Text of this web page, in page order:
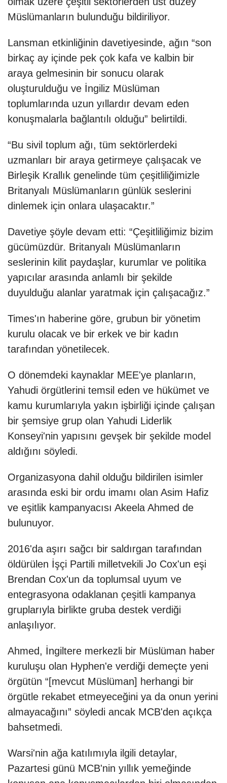
Müslümanların bulunduğu bildiriliyor.
Lansman etkinliğinin davetiyesinde, ağın “son
birkaç ay içinde pek çok kafa ve kalbin bir
araya gelmesinin bir sonucu olarak
oluşturulduğu ve İngiliz Müslüman
toplumlarında uzun yıllardır devam eden
konuşmalarla bağlantılı olduğu” belirtildi.
“Bu sivil toplum ağı, tüm sektörlerdeki
uzmanları bir araya getirmeye çalışacak ve
Birleşik Krallık genelinde tüm çeşitliliğimizle
Britanyalı Müslümanların günlük seslerini
dinlemek için onlara ulaşacaktır.”
Davetiye şöyle devam etti: “Çeşitliliğimiz bizim
gücümüzdür. Britanyalı Müslümanların
seslerinin kilit paydaşlar, kurumlar ve politika
yapıcılar arasında anlamlı bir şekilde
duyulduğu alanlar yaratmak için çalışacağız.”
Times'ın haberine göre, grubun bir yönetim
kurulu olacak ve bir erkek ve bir kadın
tarafından yönetilecek.
O dönemdeki kaynaklar MEE'ye planların,
Yahudi örgütlerini temsil eden ve hükümet ve
kamu kurumlarıyla yakın işbirliği içinde çalışan
bir şemsiye grup olan Yahudi Liderlik
Konseyi'nin yapısını gevşek bir şekilde model
aldığını söyledi.
Organizasyona dahil olduğu bildirilen isimler
arasında eski bir ordu imamı olan Asim Hafiz
ve eşitlik kampanyacısı Akeela Ahmed de
bulunuyor.
2016'da aşırı sağcı bir saldırgan tarafından
öldürülen İşçi Partili milletvekili Jo Cox'un eşi
Brendan Cox'un da toplumsal uyum ve
entegrasyona odaklanan çeşitli kampanya
gruplarıyla birlikte gruba destek verdiği
anlaşılıyor.
Ahmed, İngiltere merkezli bir Müslüman haber
kuruluşu olan Hyphen'e verdiği demeçte yeni
örgütün “[mevcut Müslüman] herhangi bir
örgütle rekabet etmeyeceğini ya da onun yerini
almayacağını” söyledi ancak MCB'den açıkça
bahsetmedi.
Warsi'nin ağa katılımıyla ilgili detaylar,
Pazartesi günü MCB'nin yıllık yemeğinde